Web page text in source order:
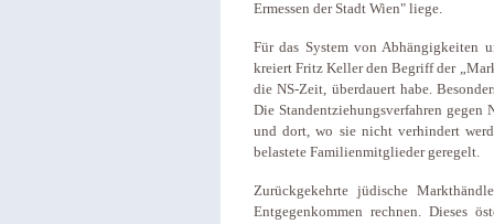
Ermessen der Stadt Wien" liege.
Für das System von Abhängigkeiten
kreiert Fritz Keller den Begriff der
die NS-Zeit, überdauert habe.
Die Standentziehungsverfahren
und dort, wo sie nicht verhindert
belastete Familienmitglieder geregelt.
Zurückgekehrte jüdische
Entgegenkommen rechnen. Dieses